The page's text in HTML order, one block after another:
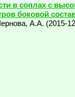
в соплах с
боковой
А.А. (2015-